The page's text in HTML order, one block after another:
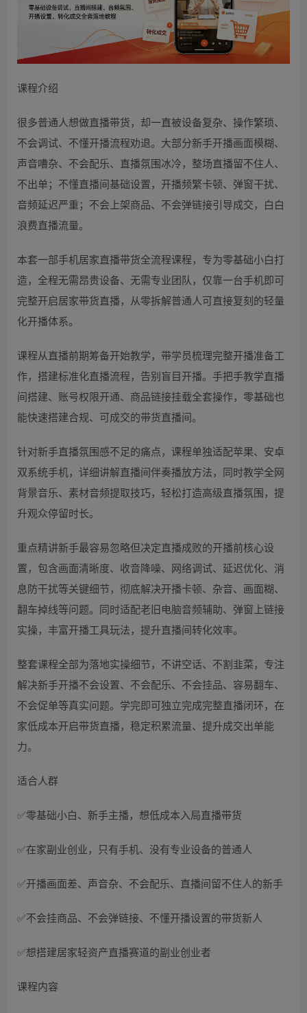
课程介绍
很多普通人想做直播带货，却一直被设备复杂、操作繁琐、
不会调试、不懂开播流程劝退。大部分新手开播画面模糊、
声音嘈杂、不会配乐、直播氛围冰冷，整场直播留不住人、
不出单；不懂直播间基础设置，开播频繁卡顿、弹窗干扰、
音频延迟严重；不会上架商品、不会弹链接引导成交，白白
浪费直播流量。
本套一部手机居家直播带货全流程课程，专为零基础小白打
造，全程无需昂贵设备、无需专业团队，仅靠一台手机即可
完整开启居家带货直播，从零拆解普通人可直接复刻的轻量
化开播体系。
课程从直播前期筹备开始教学，带学员梳理完整开播准备工
作，搭建标准化直播流程，告别盲目开播。手把手教学直播
间搭建、账号权限开通、商品链接挂载全套操作，零基础也
能快速搭建合规、可成交的带货直播间。
针对新手直播氛围感不足的痛点，课程单独适配苹果、安卓
双系统手机，详细讲解直播间伴奏播放方法，同时教学全网
背景音乐、素材音频提取技巧，轻松打造高级直播氛围，提
升观众停留时长。
重点精讲新手最容易忽略但决定直播成败的开播前核心设
置，包含画面清晰度、收音降噪、网络调试、延迟优化、消
息防干扰等关键细节，彻底解决开播卡顿、杂音、画面糊、
翻车掉线等问题。同时适配老旧电脑音频辅助、弹窗上链接
实操，丰富开播工具玩法，提升直播间转化效率。
整套课程全部为落地实操细节，不讲空话、不割韭菜，专注
解决新手开播不会设置、不会配乐、不会挂品、容易翻车、
不会促单等真实问题。学完即可独立完成完整直播闭环，在
家低成本开启带货直播，稳定积累流量、提升成交出单能
力。
适合人群
✅零基础小白、新手主播，想低成本入局直播带货
✅在家副业创业，只有手机、没有专业设备的普通人
✅开播画面差、声音杂、不会配乐、直播间留不住人的新手
✅不会挂商品、不会弹链接、不懂开播设置的带货新人
✅想搭建居家轻资产直播赛道的副业创业者
课程内容